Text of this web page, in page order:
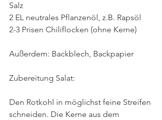
Salz
2 EL neutrales Pflanzenöl, z.B. Rapsöl
2-3 Prisen Chiliflocken (ohne Kerne)
Außerdem: Backblech, Backpapier
Zubereitung Salat:
Den Rotkohl in möglichst feine Streifen
schneiden. Die Kerne aus dem